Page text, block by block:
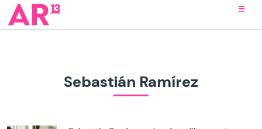
Sebastián Ramírez